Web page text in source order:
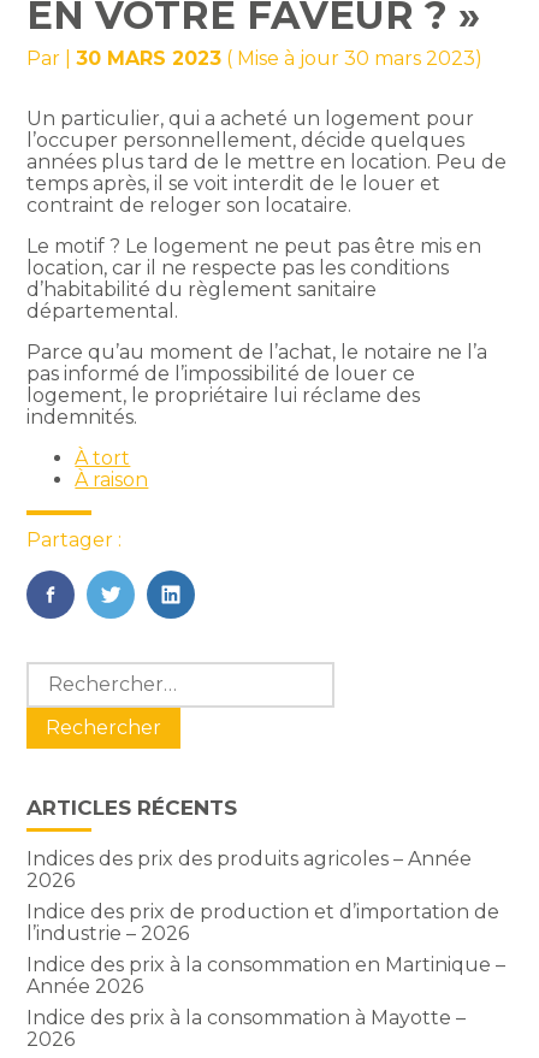
EN VOTRE FAVEUR ? »
Par |30 MARS 2023 ( Mise à jour 30 mars 2023)
Un particulier, qui a acheté un logement pour
l’occuper personnellement, décide quelques
années plus tard de le mettre en location. Peu de
temps après, il se voit interdit de le louer et
contraint de reloger son locataire.
Le motif ? Le logement ne peut pas être mis en
location, car il ne respecte pas les conditions
d’habitabilité du règlement sanitaire
départemental.
Parce qu’au moment de l’achat, le notaire ne l’a
pas informé de l’impossibilité de louer ce
logement, le propriétaire lui réclame des
indemnités.
À tort
À raison
Partager :
FaceBook
TwitterLinkedIn
Blog
sidebar
Rechercher :
ARTICLES RÉCENTS
Indices des prix des produits agricoles – Année
2026
Indice des prix de production et d’importation de
l’industrie – 2026
Indice des prix à la consommation en Martinique –
Année 2026
Indice des prix à la consommation à Mayotte –
2026